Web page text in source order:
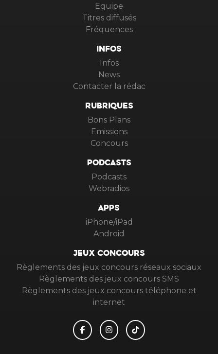
Equipe
Titres diffusés
Fréquences
INFOS
Infos
News
Contacter la rédac
RUBRIQUES
Bons Plans
Emissions
Concours
PODCASTS
Podcasts
Webradios
APPS
iPhone/iPad
Android
JEUX CONCOURS
Règlements des jeux concours réseaux sociaux
Règlements des jeux concours SMS
Règlements des jeux concours téléphone et
internet